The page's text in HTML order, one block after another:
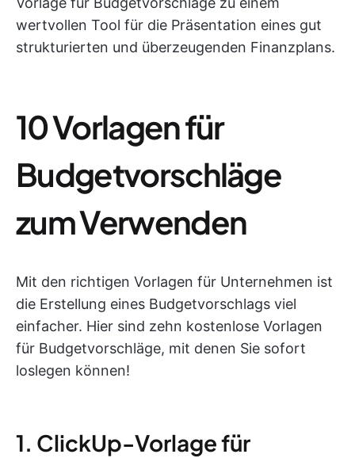
wertvollen Tool für die Präsentation eines gut
strukturierten und überzeugenden Finanzplans.
10 Vorlagen für
Budgetvorschläge
zum Verwenden
Mit den richtigen Vorlagen für Unternehmen ist
die Erstellung eines Budgetvorschlags viel
einfacher. Hier sind zehn kostenlose Vorlagen
für Budgetvorschläge, mit denen Sie sofort
loslegen können!
1. ClickUp-Vorlage für